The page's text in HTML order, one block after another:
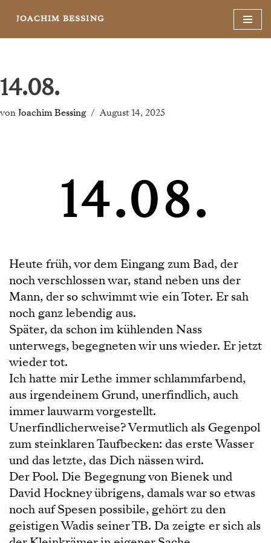
JOACHIM BESSING
14.08.
von Joachim Bessing August 14, 2025
14.08.
Heute früh, vor dem Eingang zum Bad, der
noch verschlossen war, stand neben uns der
Mann, der so schwimmt wie ein Toter. Er sah
noch ganz lebendig aus.
Später, da schon im kühlenden Nass
unterwegs, begegneten wir uns wieder. Er jetzt
wieder tot.
Ich hatte mir Lethe immer schlammfarbend,
aus irgendeinem Grund, unerfindlich, auch
immer lauwarm vorgestellt.
Unerfindlicherweise? Vermutlich als Gegenpol
zum steinklaren Taufbecken: das erste Wasser
und das letzte, das Dich nässen wird.
Der Pool. Die Begegnung von Bienek und
David Hockney übrigens, damals war so etwas
noch auf Spesen possibile, gehört zu den
geistigen Wadis seiner TB. Da zeigte er sich als